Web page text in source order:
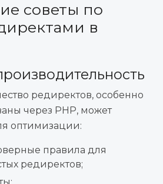
советы по
в
редиректов, особенно
через PHP, может
оптимизации:
правила для
редиректов;